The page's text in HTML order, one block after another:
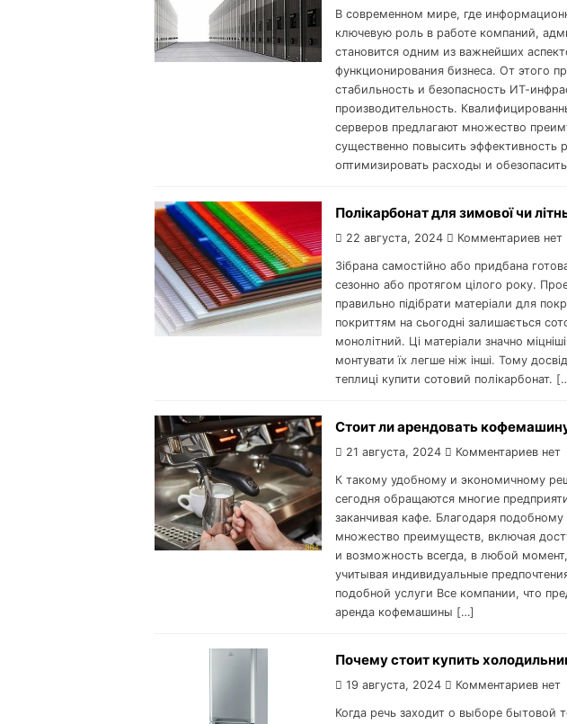
В современном мире, где
ключевую роль в работе компаний,
становится одним из важнейших
функционирования бизнеса. От этого
стабильность и безопасность ИТ-
производительность.
серверов предлагают множество
существенно повысить эффективность
оптимизировать расходы и
Полікарбонат для зимової чи
22 августа, 2024 Комментариев нет
Зібрана самостійно або придбана
сезонно або протягом цілого року.
правильно підібрати матеріали для
покриттям на сьогодні залишається
монолітний. Ці матеріали значно
монтувати їх легше ніж інші. Тому
теплиці купити сотовий полікарбонат.
Стоит ли арендовать
21 августа, 2024 Комментариев нет
К такому удобному и экономичному
сегодня обращаются многие
заканчивая кафе. Благодаря
множество преимуществ, включая
и возможность всегда, в любой
учитывая индивидуальные
подобной услуги Все компании, что
аренда кофемашины […]
Почему стоит купить
19 августа, 2024 Комментариев нет
Когда речь заходит о выборе бытовой